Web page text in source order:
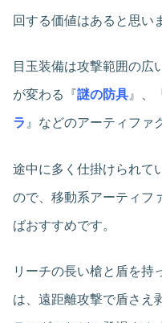
回する価値はあると思い
目玉装備は攻撃範囲の広
が変わる『謎の防具 』、
ラ 』などのアーティファ
途中に多く仕掛けられて
ので、移動系アーティフ
ばおすすめです。
リーチの長い槍と盾を持
は、遠距離攻撃で盾さえ